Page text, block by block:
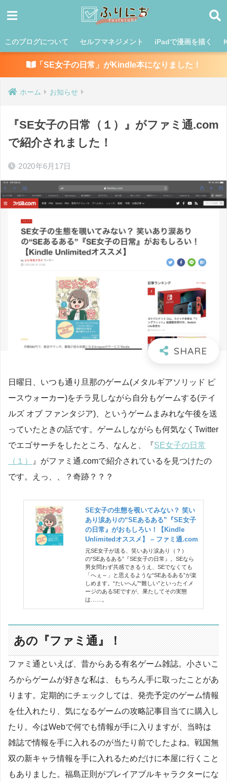
このブログについて セルフマネジメント iPadで漫画を描く
「SE女子の日常」がKindle本になりました！
ホーム お知らせ
『SE女子の日常（１）』がファミ通.com
で紹介されました！
2020年6月17日
日曜日、いつも通り旦那のゲーム(メタルギアソリッド ピ
ースウォーカー)をチラ見しながら自分もゲームする(テイ
ルズ オブ ファンタジア)、というゲームまみれな午後を送
っていたときの話です。ゲームしながらも何気なくTwitter
でエゴサーチをしたところ、なんと、『SE女子の日常
（１）
』がファミ通.comで紹介されているを見つけたの
です。えっ、、？奇跡？？？
SE女子の生態を覗いてみない？ 笑い
あり涙ありの“SEあるある”『SE女子
の日常』がおもしろい！【Kindle
Unlimitedオススメ】 – ファミ通.com
元SE女子が送る、笑いあり涙あり（？）
の“SEあるある”『SE女子の日常』。SEなら
男女問わず共感できるうえ、SEでなくても
「へぇ～」と思えるような“SEあるある”が楽
しめます。“たいへん”“難しい”といったイメ
ージのあるSEですが、果たしてその実態
は……。
あの『ファミ通』！
ファミ通といえば、昔からある有名ゲーム雑誌。小さいこ
ろからゲームが好きな私は、もちろん手に取ったことがあ
ります。定期的にチェックしては、発売予定のゲーム情報
を仕入れたり、気になるゲームの攻略記事目当てに購入し
たり。今はWebで何でも情報が手に入りますが、当時は
雑誌で情報を手に入れるのが当たり前でしたよね。戦国無
双の新キャラ情報を手に入れるためだけに本屋に行くこと
もありました。福島正則がプレイアブルキャラクターにな